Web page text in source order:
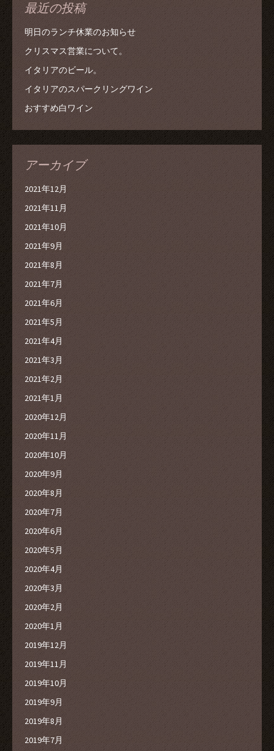
最近の投稿
明日のランチ休業のお知らせ
クリスマス営業について。
イタリアのビール。
イタリアのスパークリングワイン
おすすめ白ワイン
アーカイブ
2021年12月
2021年11月
2021年10月
2021年9月
2021年8月
2021年7月
2021年6月
2021年5月
2021年4月
2021年3月
2021年2月
2021年1月
2020年12月
2020年11月
2020年10月
2020年9月
2020年8月
2020年7月
2020年6月
2020年5月
2020年4月
2020年3月
2020年2月
2020年1月
2019年12月
2019年11月
2019年10月
2019年9月
2019年8月
2019年7月